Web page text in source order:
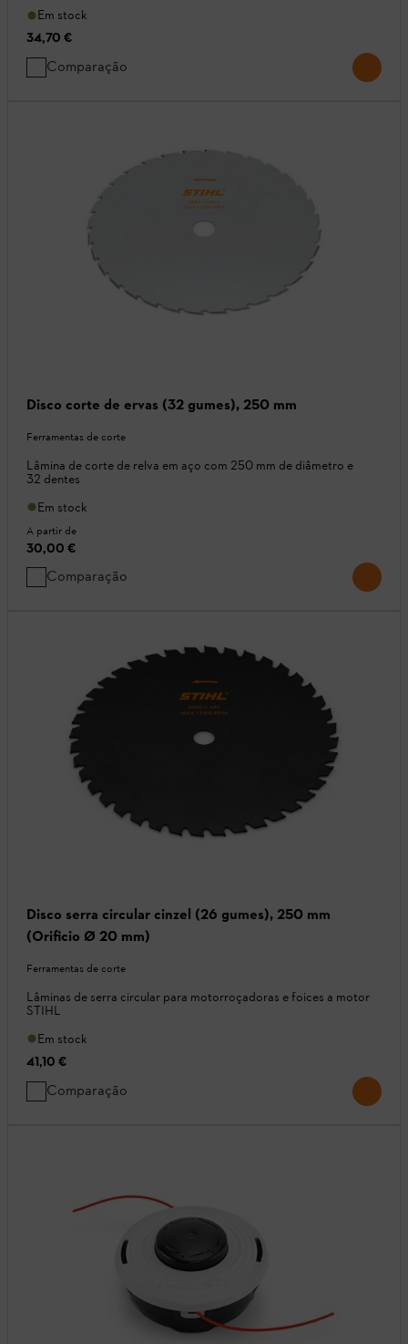
Em stock
34,70 €
Comparação
Disco corte de ervas (32 gumes), 250 mm
Ferramentas de corte
Lâmina de corte de relva em aço com 250 mm de diâmetro e
32 dentes
Em stock
A partir de
30,00 €
Comparação
Disco serra circular cinzel (26 gumes), 250 mm
(Orificio Ø 20 mm)
Ferramentas de corte
Lâminas de serra circular para motorroçadoras e foices a motor
STIHL
Em stock
41,10 €
Comparação